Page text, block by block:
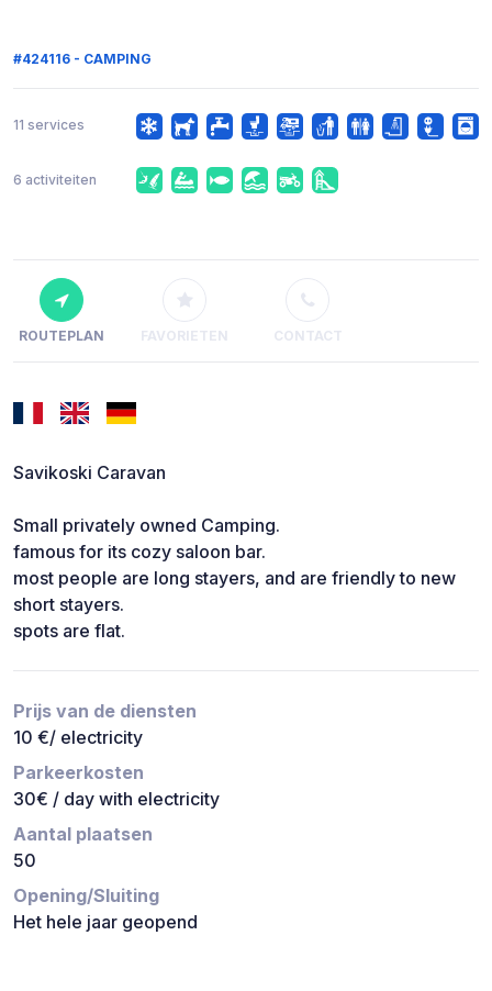
#424116 - CAMPING
11 services
6 activiteiten
ROUTEPLAN FAVORIETEN CONTACT
Savikoski Caravan
Small privately owned Camping.
famous for its cozy saloon bar.
most people are long stayers, and are friendly to new
short stayers.
spots are flat.
Prijs van de diensten
10 €/ electricity
Parkeerkosten
30€ / day with electricity
Aantal plaatsen
50
Opening/Sluiting
Het hele jaar geopend